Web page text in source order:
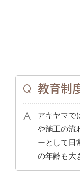
教育制
アキヤマで
や施工の流
ーとして日
の年齢も大